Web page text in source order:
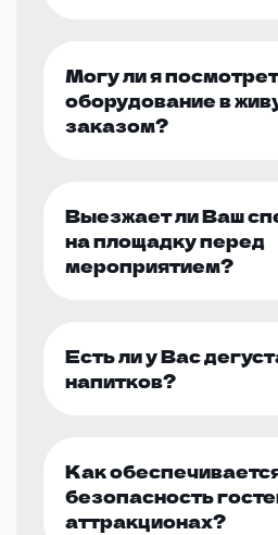
Могу ли я
оборудование в
заказом?
Выезжает ли Ваш
на площадку перед
мероприятием?
Есть ли у Вас
напитков?
Как
безопасность
аттракционах?